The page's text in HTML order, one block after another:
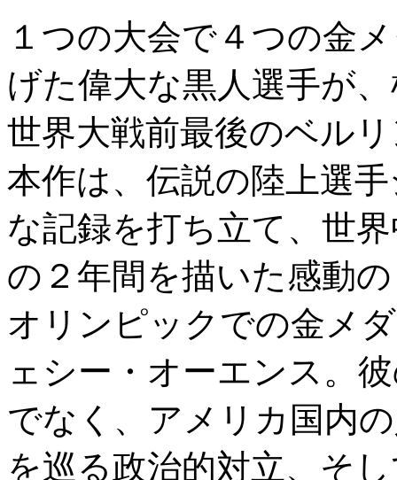
１つの大会で４つの金
げた偉大な黒人選手が
世界大戦前最後のベル
本作は、伝説の陸上選
な記録を打ち立て、世
の２年間を描いた感動
オリンピックでの金メ
ェシー・オーエンス。
でなく、アメリカ国内
を巡る政治的対立、そ